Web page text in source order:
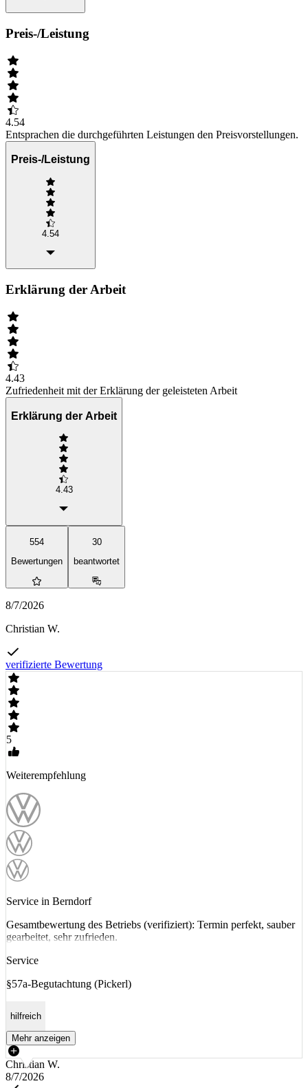
Preis-/Leistung
4.54
Entsprachen die durchgeführten Leistungen den Preisvorstellungen.
Preis-/Leistung
4.54
Erklärung der Arbeit
4.43
Zufriedenheit mit der Erklärung der geleisteten Arbeit
Erklärung der Arbeit
4.43
554
Bewertungen
30
beantwortet
8/7/2026
Christian W.
verifizierte Bewertung
5
Weiterempfehlung
Service in Berndorf
Gesamtbewertung des Betriebs (verifiziert): Termin perfekt, sauber
gearbeitet, sehr zufrieden.
Service
§57a-Begutachtung (Pickerl)
hilfreich
Mehr anzeigen
Christian W.
8/7/2026